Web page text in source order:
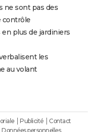
ne sont pas des
contrôle
en plus de jardiniers
les
au volant
Publicité
Contact
Données personnelles